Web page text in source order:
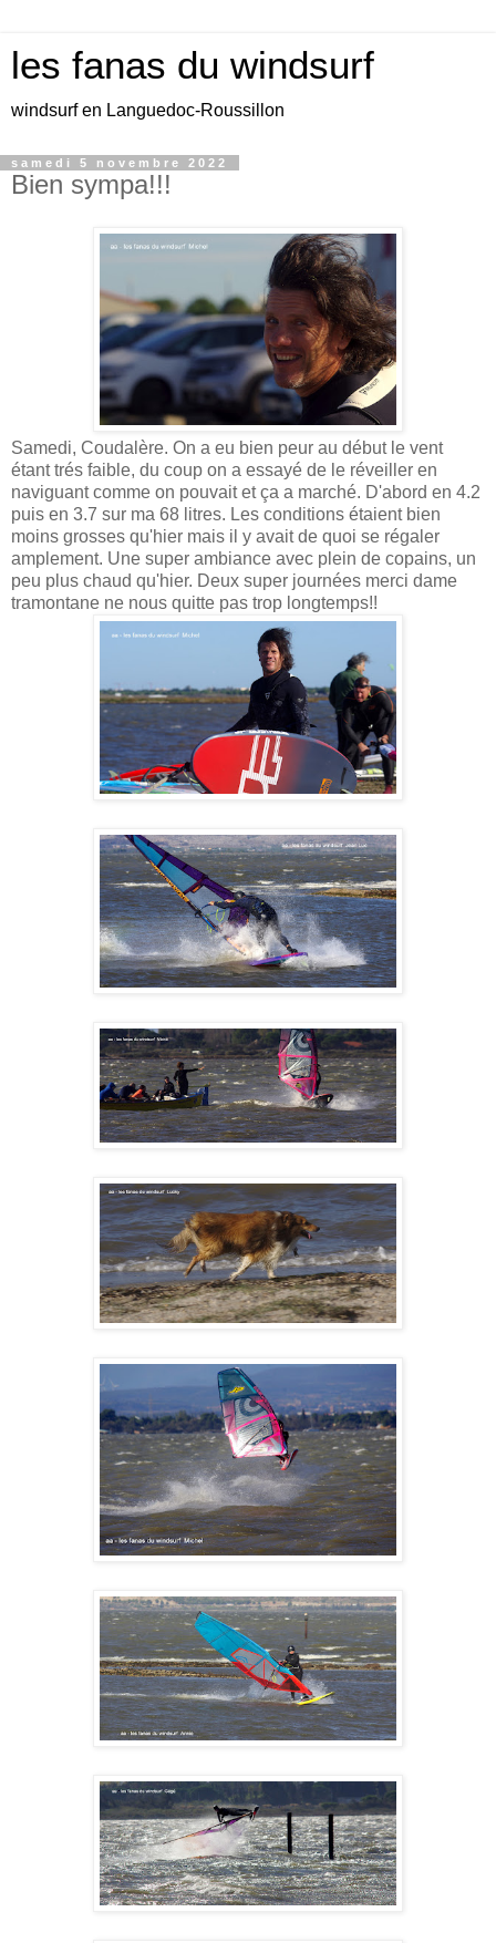
les fanas du windsurf
windsurf en Languedoc-Roussillon
samedi 5 novembre 2022
Bien sympa!!!
Samedi, Coudalère. On a eu bien peur au début le vent
étant trés faible, du coup on a essayé de le réveiller en
naviguant comme on pouvait et ça a marché. D'abord en 4.2
puis en 3.7 sur ma 68 litres. Les conditions étaient bien
moins grosses qu'hier mais il y avait de quoi se régaler
amplement. Une super ambiance avec plein de copains, un
peu plus chaud qu'hier. Deux super journées merci dame
tramontane ne nous quitte pas trop longtemps!!